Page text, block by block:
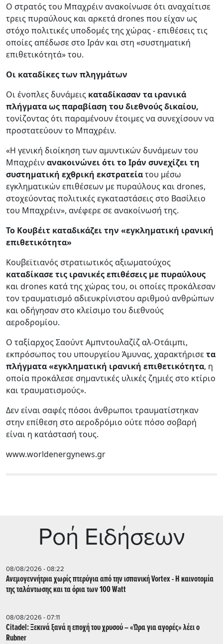
Ο στρατός του Μπαχρέιν ανακοίνωσε ότι αναχαίτισε
τρεις πυραύλους και αρκετά drones που είχαν ως
στόχο πολιτικές υποδομές της χώρας - επιθέσεις τις
οποίες απέδωσε στο Ιράν και στη «συστηματική
επιθετικότητά» του.
Οι καταδίκες των πληγμάτων
Οι ένοπλες δυνάμεις καταδίκασαν τα ιρανικά
πλήγματα ως παραβίαση του διεθνούς δικαίου,
τονίζοντας ότι παραμένουν έτοιμες να συνεχίσουν να
προστατεύουν το Μπαχρέιν.
«Η γενική διοίκηση των αμυντικών δυνάμεων του
Μπαχρέιν ανακοινώνει ότι το Ιράν συνεχίζει τη
συστηματική εχθρική εκστρατείατου μέσω
εγκληματικών επιθέσεων με πυραύλους και drones,
στοχεύοντας πολιτικές εγκαταστάσεις στο Βασίλειο
του Μπαχρέιν», ανέφερε σε ανακοίνωσή της.
Το Κουβέιτ καταδικάζει την «εγκληματική ιρανική
επιθετικότητα»
Κουβεϊτιανός στρατιωτικός αξιωματούχος
καταδίκασε τις ιρανικές επιθέσεις με πυραύλους
και drones κατά της χώρας του, οι οποίες προκάλεσαν
τον τραυματισμό αδιευκρίνιστου αριθμού ανθρώπων
και οδήγησαν στο κλείσιμο του διεθνούς
αεροδρομίου.
Ο ταξίαρχος Σαούντ Αμπντουλαζίζ αλ-Οτάιμπι,
εκπρόσωπος του υπουργείου Άμυνας, χαρακτήρισετα
πλήγματα «εγκληματική ιρανική επιθετικότητα, η
οποία προκάλεσε σημαντικές υλικές ζημιές στο κτίριο
και τραυματισμούς».
Δεν είναι σαφές πόσοι άνθρωποι τραυματίστηκαν
στην επίθεση στο αεροδρόμιο ούτε πόσο σοβαρή
είναι η κατάστασή τους.
www.worldenergynews.gr
Ρoή Ειδήσεων
08/08/2026 - 08:22
Ανεμογεννήτρια χωρίς πτερύγια από την ισπανική Vortex - Η καινοτομία
της ταλάντωσης και τα όρια των 100 Watt
08/08/2026 - 07:11
Citadel: Ξεκινά ξανά η εποχή του χρυσού – «Ώρα για αγορές» λέει ο
Rubner